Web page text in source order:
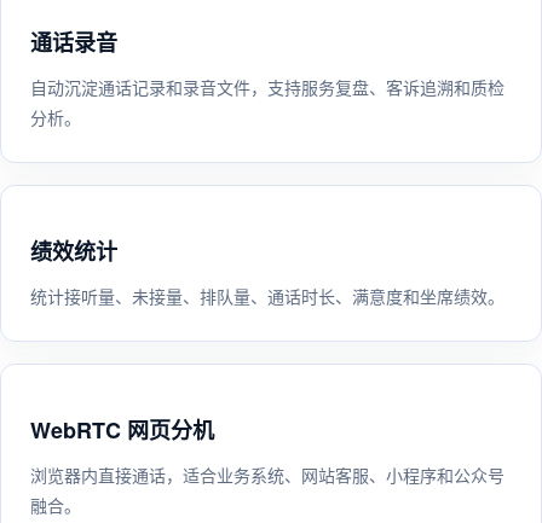
通话录音
自动沉淀通话记录和录音文件，支持服务复盘、客诉追溯和质检
分析。
绩效统计
统计接听量、未接量、排队量、通话时长、满意度和坐席绩效。
WebRTC 网页分机
浏览器内直接通话，适合业务系统、网站客服、小程序和公众号
融合。